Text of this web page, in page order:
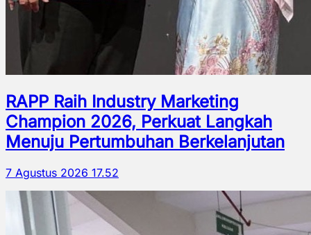
RAPP Raih Industry Marketing
Champion 2026, Perkuat Langkah
Menuju Pertumbuhan Berkelanjutan
7 Agustus 2026 17.52